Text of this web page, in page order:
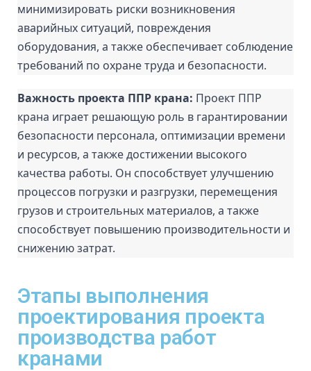
минимизировать риски возникновения
аварийных ситуаций, повреждения
оборудования, а также обеспечивает соблюдение
требований по охране труда и безопасности.
Важность проекта ППР крана: Проект ППР
крана играет решающую роль в гарантировании
безопасности персонала, оптимизации времени
и ресурсов, а также достижении высокого
качества работы. Он способствует улучшению
процессов погрузки и разгрузки, перемещения
грузов и строительных материалов, а также
способствует повышению производительности и
снижению затрат.
Этапы выполнения
проектирования проекта
производства работ
кранами